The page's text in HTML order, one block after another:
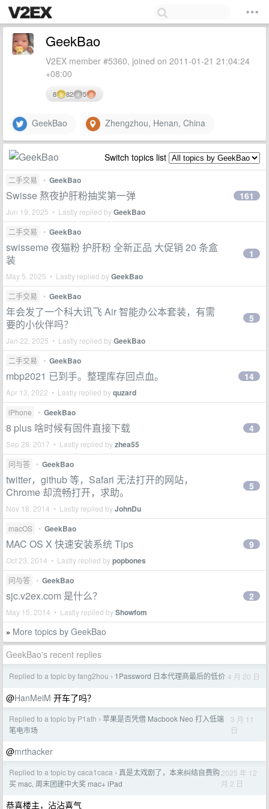
GeekBao
V2EX member #5360, joined on 2011-01-21 21:04:24
+08:00
8 82 5
GeekBao Zhengzhou, Henan, China
Switch topics list
二手交易 • GeekBao
Swisse 熬夜护肝粉抽奖第一弹
Jun 19, 2025 • Lastly replied byGeekBao
161
二手交易 • GeekBao
swisseme 夜猫粉 护肝粉 全新正品 大促销 20 条盒
装
May 5, 2025 • Lastly replied byGeekBao
1
二手交易 • GeekBao
年会发了一个科大讯飞 Air 智能办公本套装，有需
要的小伙伴吗？
Jan 22, 2025 • Lastly replied byGeekBao
5
二手交易 • GeekBao
mbp2021 已到手。整理库存回点血。
Apr 13, 2022 • Lastly replied byquzard
14
iPhone • GeekBao
8 plus 啥时候有固件直接下载
Sep 28, 2017 • Lastly replied byzhea55
4
问与答 • GeekBao
twitter，github 等，Safari 无法打开的网站，
Chrome 却流畅打开，求助。
Nov 18, 2014 • Lastly replied byJohnDu
5
macOS • GeekBao
MAC OS X 快速安装系统 Tips
Oct 23, 2014 • Lastly replied bypopbones
9
问与答 • GeekBao
sjc.v2ex.com 是什么？
May 15, 2014 • Lastly replied byShowfom
2
» More topics by GeekBao
GeekBao's recent replies
Replied to a topic by fang2hou › 1Password 日本代理商最后的低价 4 月 20 日
@HanMeiM 开车了吗？
Replied to a topic by P1ath › 苹果是否凭借 Macbook Neo 打入低端
笔电市场
3 月 11
日
@mrthacker
Replied to a topic by caca1caca › 真是太戏剧了，本来纠结自费购
买 mac, 周末团建中大奖 mac+ iPad
2025 年 12
月 2 日
恭喜楼主，沾沾喜气